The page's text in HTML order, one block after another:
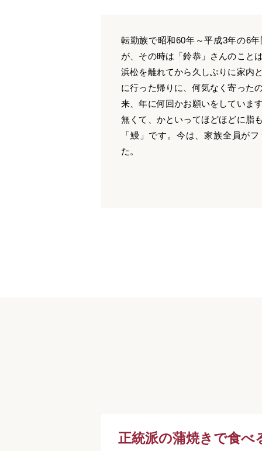
転勤族で昭和60年～平成3年の6
が、その時は「鈴恭」さんのこと
浜松を離れてから久しぶりに家内
に行った帰りに、何気なく寄った
来、年に何回かお願いをしていま
無くて、かといってほどほどに脂
「鰻」です。今は、家族全員が
た。
正統派の蒲焼きで食べ